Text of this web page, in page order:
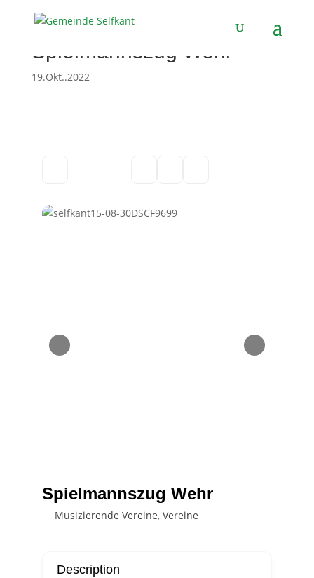
Spielmannszug Wehr
19.Okt..2022
Spielmannszug Wehr
Musizierende Vereine, Vereine
Description